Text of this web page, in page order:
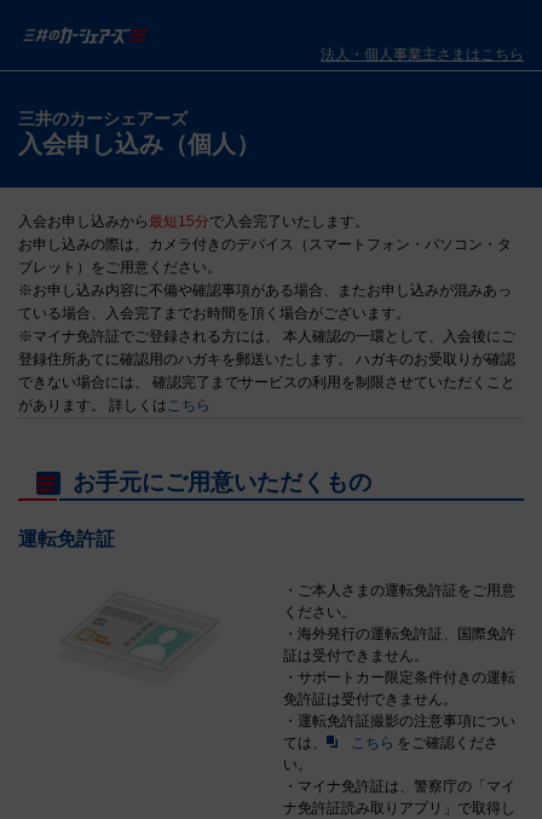
法人・個人事業主さまはこちら
三井のカーシェアーズ
入会申し込み（個人）
入会お申し込みから 最短15分で入会完了いたします。
お申し込みの際は、カメラ付きのデバイス（スマートフォン・パソコン・タ
ブレット）をご用意ください。
※お申し込み内容に不備や確認事項がある場合、またお申し込みが混みあっ
ている場合、入会完了までお時間を頂く場合がございます。
※マイナ免許証でご登録される方には、 本人確認の一環として、入会後にご
登録住所あてに確認用のハガキを郵送いたします。 ハガキのお受取りが確認
できない場合には、 確認完了までサービスの利用を制限させていただくこと
があります。 詳しくは こちら
お手元にご用意いただくもの
運転免許証
・ご本人さまの運転免許証をご用意
ください。
・海外発行の運転免許証、国際免許
証は受付できません。
・サポートカー限定条件付きの運転
免許証は受付できません。
・運転免許証撮影の注意事項につい
ては、
こちら をご確認くださ
い。
・マイナ免許証は、警察庁の「マイ
ナ免許証読み取りアプリ」で取得し